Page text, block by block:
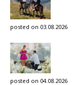
posted on 03.08.2026
posted on 04.08.2026